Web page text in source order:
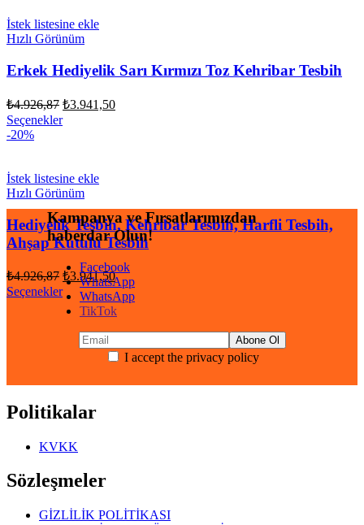
İstek listesine ekle
Hızlı Görünüm
Erkek Hediyelik Sarı Kırmızı Toz Kehribar Tesbih
₺4.926,87 Orijinal
fiyat:
₺3.941,50Şu
Seçenekler
-20%
İstek listesine ekle
Hızlı Görünüm
Hediyelik Tesbih, Kehribar Tesbih, Harfli Tesbih,
Ahşap Kutulu Tesbih
₺4.926,87 Orijinal
fiyat:
₺4.926,87.
₺3.941,50Şu
andaki
fiyat:
₺3.941,50.
Seçenekler
Kampanya ve Fırsatlarımızdan
haberdar Olun!
Facebook
WhatsApp
WhatsApp
TikTok
I accept the privacy policy
Politikalar
KVKK
Sözleşmeler
GİZLİLİK POLİTİKASI